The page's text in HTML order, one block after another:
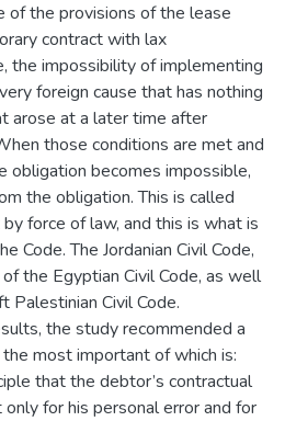
of the provisions of the lease
contract with lax
the impossibility of implementing
foreign cause that has nothing
arose at a later time after
those conditions are met and
obligation becomes impossible,
the obligation. This is called
force of law, and this is what is
Code. The Jordanian Civil Code,
the Egyptian Civil Code, as well
Civil Code.
the study recommended a
most important of which is:
that the debtor’s contractual
for his personal error and for